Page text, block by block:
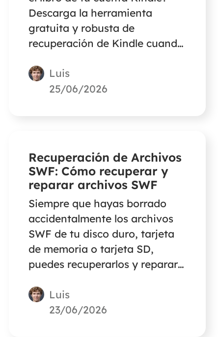
Descarga la herramienta
gratuita y robusta de
recuperación de Kindle cuando
restaurar textos, imágenes,
fotos o vídeos borrados de
Luis
25/06/2026
Recuperación de Archivos
SWF: Cómo recuperar y
reparar archivos SWF
Siempre que hayas borrado
accidentalmente los archivos
SWF de tu disco duro, tarjeta
de memoria o tarjeta SD,
puedes recuperarlos y reparar
el software de recuperación de
datos de EaseUS. Sigue los
Luis
23/06/2026